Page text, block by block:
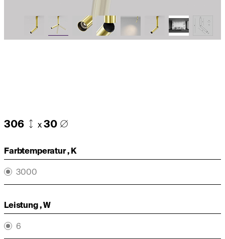
306 x 30
Farbtemperatur , K
3000
Leistung , W
6